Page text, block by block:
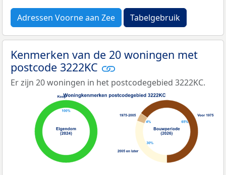
Adressen Voorne aan Zee Tabelgebruik
Kenmerken van de 20 woningen met
postcode 3222KC
Er zijn 20 woningen in het postcodegebied 3222KC.